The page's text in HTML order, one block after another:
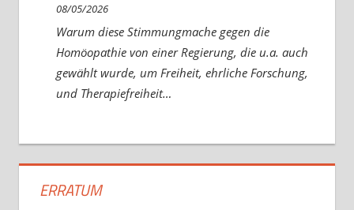
08/05/2026
Warum diese Stimmungmache gegen die
Homöopathie von einer Regierung, die u.a. auch
gewählt wurde, um Freiheit, ehrliche Forschung,
und Therapiefreiheit…
ERRATUM